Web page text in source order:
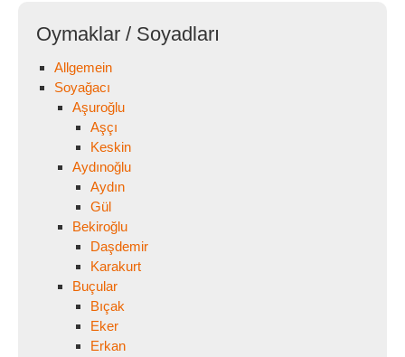
Oymaklar / Soyadları
Allgemein
Soyağacı
Aşuroğlu
Aşçı
Keskin
Aydınoğlu
Aydın
Gül
Bekiroğlu
Daşdemir
Karakurt
Buçular
Bıçak
Eker
Erkan